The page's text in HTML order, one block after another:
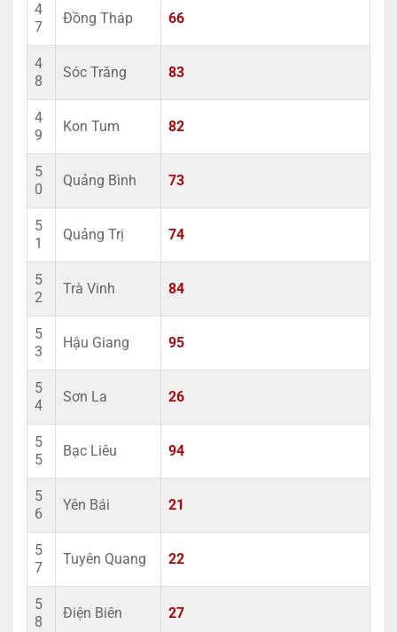
4
7
Đồng Tháp 66
4
8
Sóc Trăng 83
4
9
Kon Tum 82
5
0
Quảng Bình 73
5
1
Quảng Trị 74
5
2
Trà Vinh 84
5
3
Hậu Giang 95
5
4
Sơn La 26
5
5
Bạc Liêu 94
5
6
Yên Bái 21
5
7
Tuyên Quang 22
5
8
Điện Biên 27